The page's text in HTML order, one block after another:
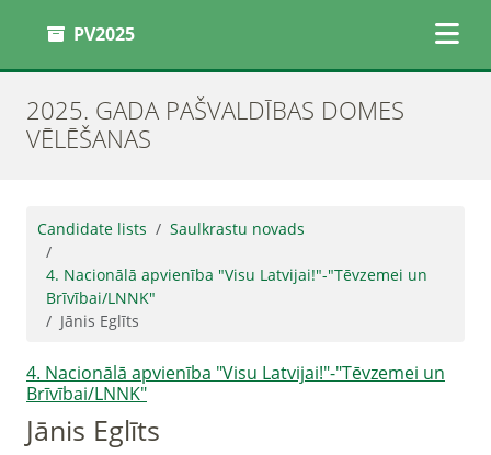
PV2025
2025. GADA PAŠVALDĪBAS DOMES
VĒLĒŠANAS
Candidate lists Saulkrastu novads
4. Nacionālā apvienība "Visu Latvijai!"-"Tēvzemei un
Brīvībai/LNNK"
Jānis Eglīts
4. Nacionālā apvienība "Visu Latvijai!"-"Tēvzemei un
Brīvībai/LNNK"
Jānis Eglīts